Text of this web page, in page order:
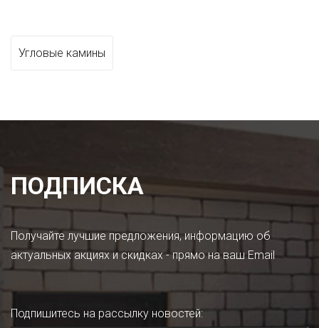
Угловые камины
ПОДПИСКА
Получайте лучшие предложения, информацию об
актуальных акциях и скидках - прямо на ваш Email
Подпишитесь на рассылку новостей: